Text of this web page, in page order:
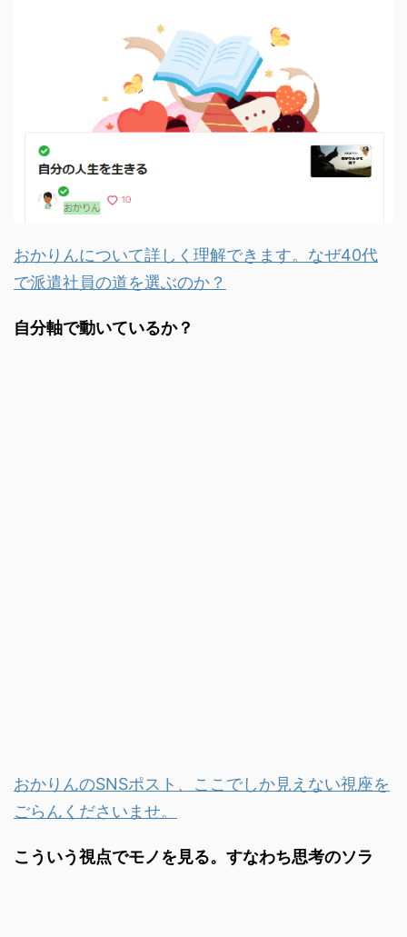
おかりんについて詳しく理解できます。なぜ40代
で派遣社員の道を選ぶのか？
自分軸で動いているか？
おかりんのSNSポスト、ここでしか見えない視座を
ごらんくださいませ。
こういう視点でモノを見る。すなわち思考のソラ